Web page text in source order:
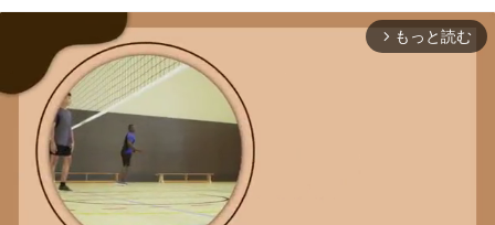
arrow_forward_ios もっと読む